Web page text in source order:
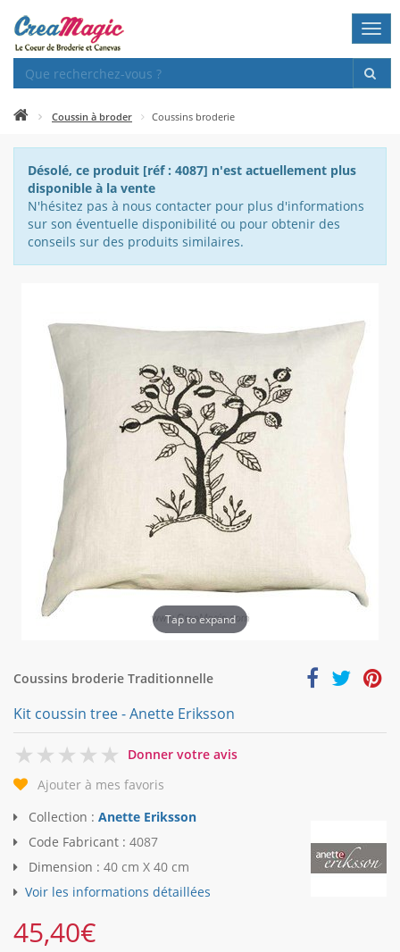
Coussin à broder Coussins broderie
Désolé, ce produit [réf : 4087] n'est actuellement plus
disponible à la vente
N'hésitez pas à nous contacter pour plus d'informations
sur son éventuelle disponibilité ou pour obtenir des
conseils sur des produits similaires.
Tap to expand
Coussins broderie Traditionnelle
Kit coussin tree - Anette Eriksson
0
Donner votre avis
Ajouter à mes favoris
Collection : Anette Eriksson
Code Fabricant : 4087
Dimension : 40 cm X 40 cm
Voir les informations détaillées
45,40€